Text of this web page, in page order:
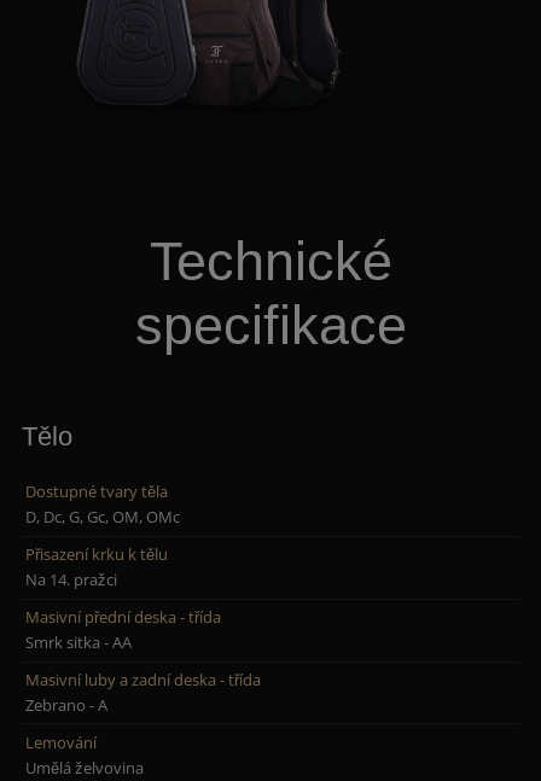
Technické
specifikace
Tělo
Dostupné tvary těla
D, Dc, G, Gc, OM, OMc
Přisazení krku k tělu
Na 14. pražci
Masivní přední deska - třída
Smrk sitka - AA
Masivní luby a zadní deska - třída
Zebrano - A
Lemování
Umělá želvovina